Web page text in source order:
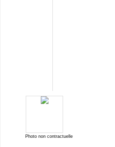
Photo non contractuelle